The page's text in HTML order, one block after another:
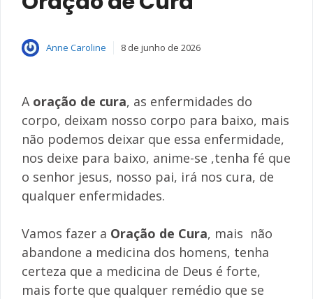
Anne Caroline 8 de junho de 2026
A oração de cura, as enfermidades do
corpo, deixam nosso corpo para baixo, mais
não podemos deixar que essa enfermidade,
nos deixe para baixo, anime-se ,tenha fé que
o senhor jesus, nosso pai, irá nos cura, de
qualquer enfermidades.
Vamos fazer a Oração de Cura, mais não
abandone a medicina dos homens, tenha
certeza que a medicina de Deus é forte,
mais forte que qualquer remédio que se